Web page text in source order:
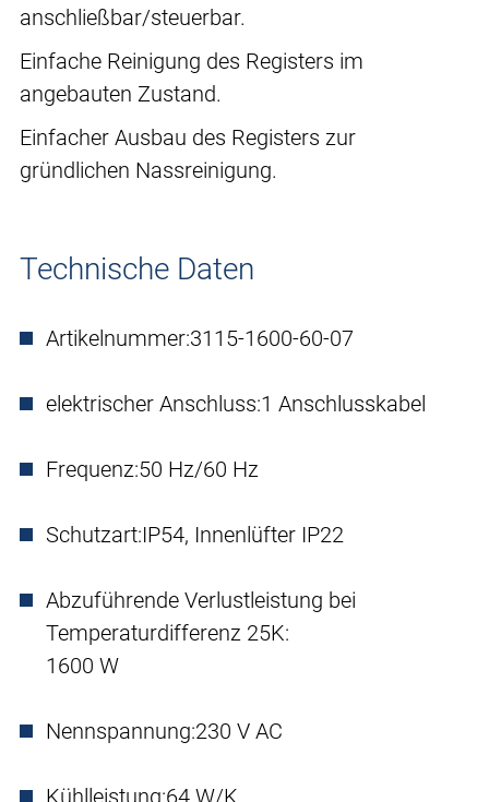
anschließbar/steuerbar.
Einfache Reinigung des Registers im
angebauten Zustand.
Einfacher Ausbau des Registers zur
gründlichen Nassreinigung.
Technische Daten
Artikelnummer:3115-1600-60-07
elektrischer Anschluss:1 Anschlusskabel
Frequenz:50 Hz/60 Hz
Schutzart:IP54, Innenlüfter IP22
Abzuführende Verlustleistung bei
Temperaturdifferenz 25K:
1600 W
Nennspannung:230 V AC